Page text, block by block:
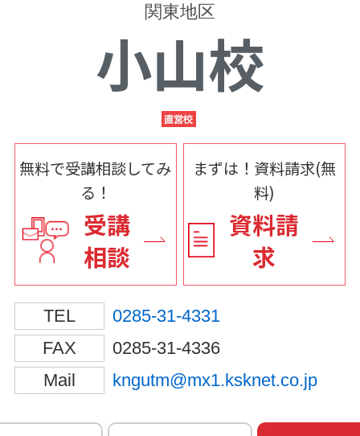
関東地区
小山校
無料で受講相談してみ
る！
受講
相談
まずは！資料請求(無
料)
資料請
求
TEL
0285-31-4331
FAX
0285-31-4336
Mail
kngutm@mx1.ksknet.co.jp